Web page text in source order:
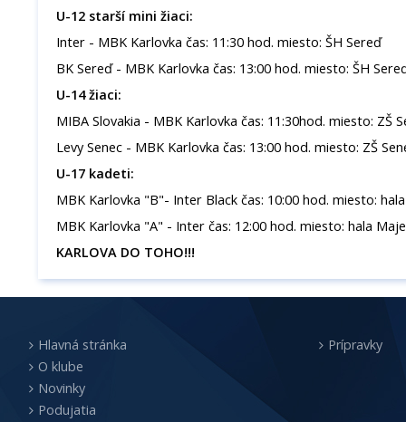
U-12 starší mini žiaci:
Inter - MBK Karlovka čas: 11:30 hod. miesto: ŠH Sereď
BK Sereď - MBK Karlovka čas: 13:00 hod. miesto: ŠH
U-14 žiaci:
MIBA Slovakia - MBK Karlovka čas: 11:30hod. miesto: ZŠ
Levy Senec - MBK Karlovka čas: 13:00 hod. miesto: ZŠ
U-17 kadeti:
MBK Karlovka "B"- Inter Black čas: 10:00 hod. miesto:
MBK Karlovka "A" - Inter čas: 12:00 hod. miesto: hala
KARLOVA DO TOHO!!!
Hlavná stránka
O klube
Novinky
Podujatia
Prípravky